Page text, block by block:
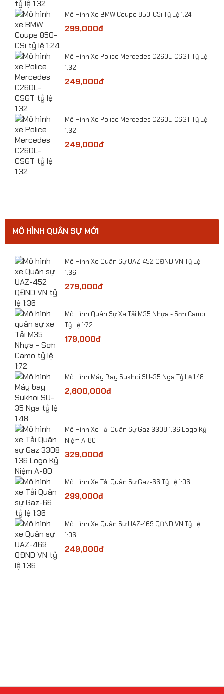
Mô hình xe ô tô BMW X5 2020 tỷ lệ 1:32
Mô hình xe ô tô BMW X5 2020 tỷ lệ 1:32
Mô Hình Xe BMW Coupe 850-CSi Tỷ Lệ 1:24
299,000đ
​Mô Hình Xe Police Mercedes C260L-CSGT Tỷ Lệ
1:32
249,000đ
​Mô Hình Xe Police Mercedes C260L-CSGT Tỷ Lệ
1:32
249,000đ
MÔ HÌNH QUÂN SỰ MỚI
Mô Hình Xe Quân Sự UAZ-452 QĐND VN Tỷ Lệ
1:36
279,000đ
​Mô Hình Quân Sự Xe Tải M35 Nhựa - Sơn Camo
Tỷ Lệ 1:72
179,000đ
Mô Hình Máy Bay Sukhoi SU-35 Nga Tỷ Lệ 1:48
2,800,000đ
​Mô Hình Xe Tải Quân Sự Gaz 3308 1:36 Logo Kỷ
Niệm A-80
329,000đ
​Mô Hình Xe Tải Quân Sự Gaz-66 Tỷ Lệ 1:36
299,000đ
​Mô Hình Xe Quân Sự UAZ-469 QĐND VN Tỷ Lệ
1:36
249,000đ